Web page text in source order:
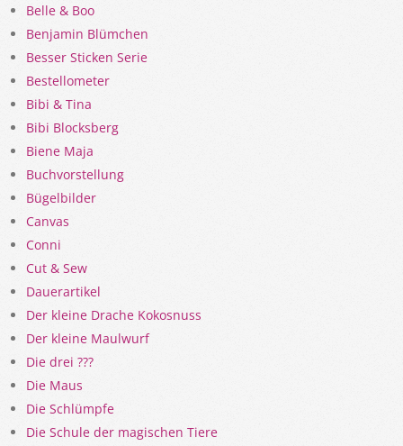
Belle & Boo
Benjamin Blümchen
Besser Sticken Serie
Bestellometer
Bibi & Tina
Bibi Blocksberg
Biene Maja
Buchvorstellung
Bügelbilder
Canvas
Conni
Cut & Sew
Dauerartikel
Der kleine Drache Kokosnuss
Der kleine Maulwurf
Die drei ???
Die Maus
Die Schlümpfe
Die Schule der magischen Tiere